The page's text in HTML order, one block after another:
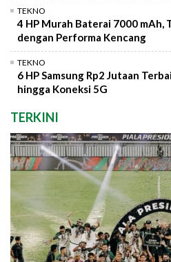
TEKNO
4 HP Murah Baterai 7000 mAh,
dengan Performa Kencang
TEKNO
6 HP Samsung Rp2 Jutaan
hingga Koneksi 5G
TERKINI